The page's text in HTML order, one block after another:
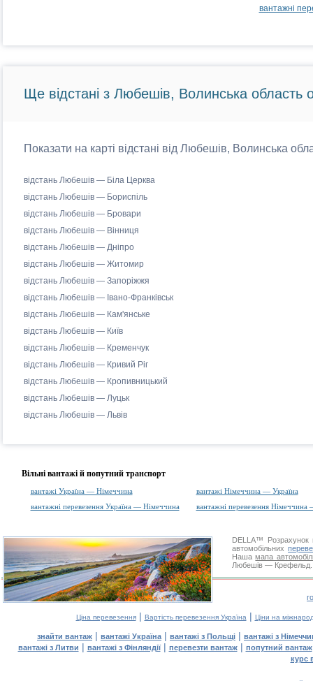
вантажні
Ще відстані з Любешів, Волинська область
Показати на карті відстані від Любешів, Волинська
відстань Любешів — Біла Церква
відстань Любешів — Бориспіль
відстань Любешів — Бровари
відстань Любешів — Вінниця
відстань Любешів — Дніпро
відстань Любешів — Житомир
відстань Любешів — Запоріжжя
відстань Любешів — Івано-Франківськ
відстань Любешів — Кам'янське
відстань Любешів — Київ
відстань Любешів — Кременчук
відстань Любешів — Кривий Ріг
відстань Любешів — Кропивницький
відстань Любешів — Луцьк
відстань Любешів — Львів
Вільні вантажі й попутний транспорт
вантажі Україна — Німеччина
вантажі Німеччина — Україна
вантажні перевезення Україна — Німеччина
вантажні перевезення Німеччина
DELLA™
Розрахунок
автомобільних
Нашамапа
Любешів — Крефельд.
Ціна перевезення| Вартість перевезення Україна | Ціни на
знайти вантаж | вантажі Україна | вантажі з Польщі | вантажі з
вантажі з Литви | вантажі з Фінляндії| перевезти вантаж| попутний вантаж
курс